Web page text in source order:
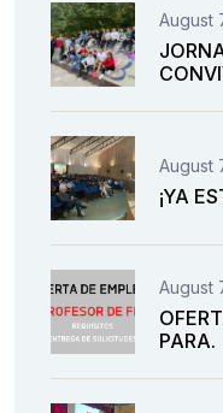
August
August
¡YA
August
PARA.